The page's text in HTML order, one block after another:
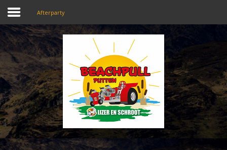
Home
Beachpull
Zugang und Ort
Afterparty
SEARCHOUR SITE